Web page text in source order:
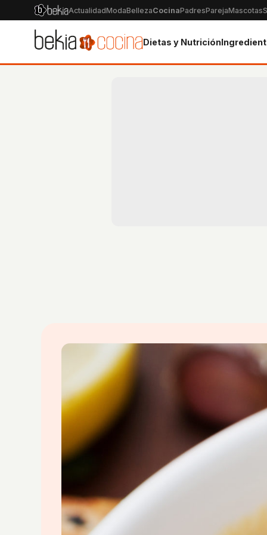
ActualidadModaBellezaCocinaPadresParejaMascotas
Dietas y Nutrición